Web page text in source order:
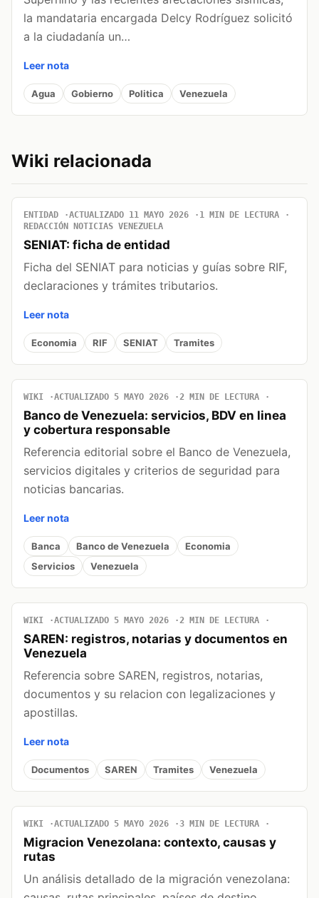
la mandataria encargada Delcy Rodríguez solicitó
a la ciudadanía un…
Leer nota
Agua Gobierno Politica Venezuela
Wiki relacionada
ENTIDAD ACTUALIZADO 11 MAYO 2026
1 MIN DE LECTURA
REDACCIÓN NOTICIAS VENEZUELA
SENIAT: ficha de entidad
Ficha del SENIAT para noticias y guías sobre RIF,
declaraciones y trámites tributarios.
Leer nota
Economia RIF SENIAT Tramites
WIKI ACTUALIZADO 5 MAYO 2026 2 MIN DE LECTURA
Banco de Venezuela: servicios, BDV en linea
y cobertura responsable
Referencia editorial sobre el Banco de Venezuela,
servicios digitales y criterios de seguridad para
noticias bancarias.
Leer nota
Banca Banco de Venezuela
Economia
Servicios
Venezuela
WIKI ACTUALIZADO 5 MAYO 2026 2 MIN DE LECTURA
SAREN: registros, notarias y documentos en
Venezuela
Referencia sobre SAREN, registros, notarias,
documentos y su relacion con legalizaciones y
apostillas.
Leer nota
Documentos SAREN Tramites Venezuela
WIKI ACTUALIZADO 5 MAYO 2026 3 MIN DE LECTURA
Migracion Venezolana: contexto, causas y
rutas
Un análisis detallado de la migración venezolana: